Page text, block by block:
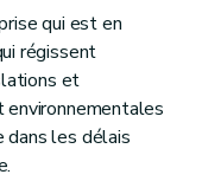
qui est en
régissent
et
dans les délais